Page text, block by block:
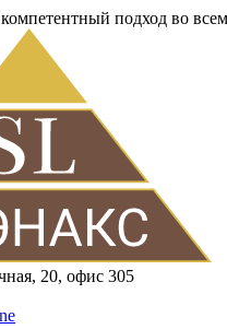
подход во
20, офис 305